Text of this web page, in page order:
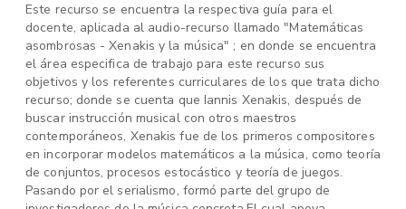
Este recurso se encuentra la respectiva guía para el
docente, aplicada al audio-recurso llamado "Matemáticas
asombrosas - Xenakis y la música" ; en donde se encuentra
el área especifica de trabajo para este recurso sus
objetivos y los referentes curriculares de los que trata dicho
recurso; donde se cuenta que Iannis Xenakis, después de
buscar instrucción musical con otros maestros
contemporáneos, Xenakis fue de los primeros compositores
en incorporar modelos matemáticos a la música, como teoría
de conjuntos, procesos estocástico y teoría de juegos.
Pasando por el serialismo, formó parte del grupo de